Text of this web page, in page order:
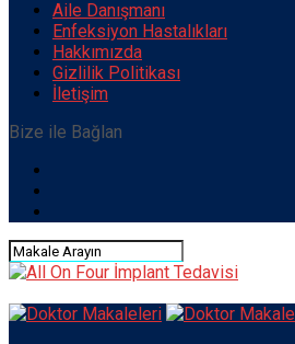
Aile Danışmanı
Enfeksiyon Hastalıkları
Hakkımızda
Gizlilik Politikası
İletişim
Bize ile Bağlan